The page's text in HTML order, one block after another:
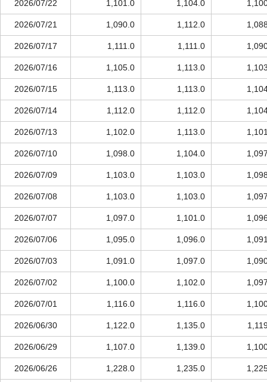
2026/07/22 1,101.0 1,104.0
2026/07/21 1,090.0 1,112.0
2026/07/17 1,111.0 1,111.0
2026/07/16 1,105.0 1,113.0
2026/07/15 1,113.0 1,113.0
2026/07/14 1,112.0 1,112.0
2026/07/13 1,102.0 1,113.0
2026/07/10 1,098.0 1,104.0
2026/07/09 1,103.0 1,103.0
2026/07/08 1,103.0 1,103.0
2026/07/07 1,097.0 1,101.0
2026/07/06 1,095.0 1,096.0
2026/07/03 1,091.0 1,097.0
2026/07/02 1,100.0 1,102.0
2026/07/01 1,116.0 1,116.0
2026/06/30 1,122.0 1,135.0
2026/06/29 1,107.0 1,139.0
2026/06/26 1,228.0 1,235.0